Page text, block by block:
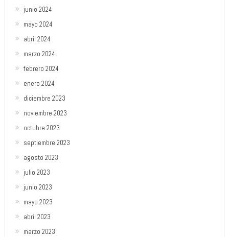
junio 2024
mayo 2024
abril 2024
marzo 2024
febrero 2024
enero 2024
diciembre 2023
noviembre 2023
octubre 2023
septiembre 2023
agosto 2023
julio 2023
junio 2023
mayo 2023
abril 2023
marzo 2023